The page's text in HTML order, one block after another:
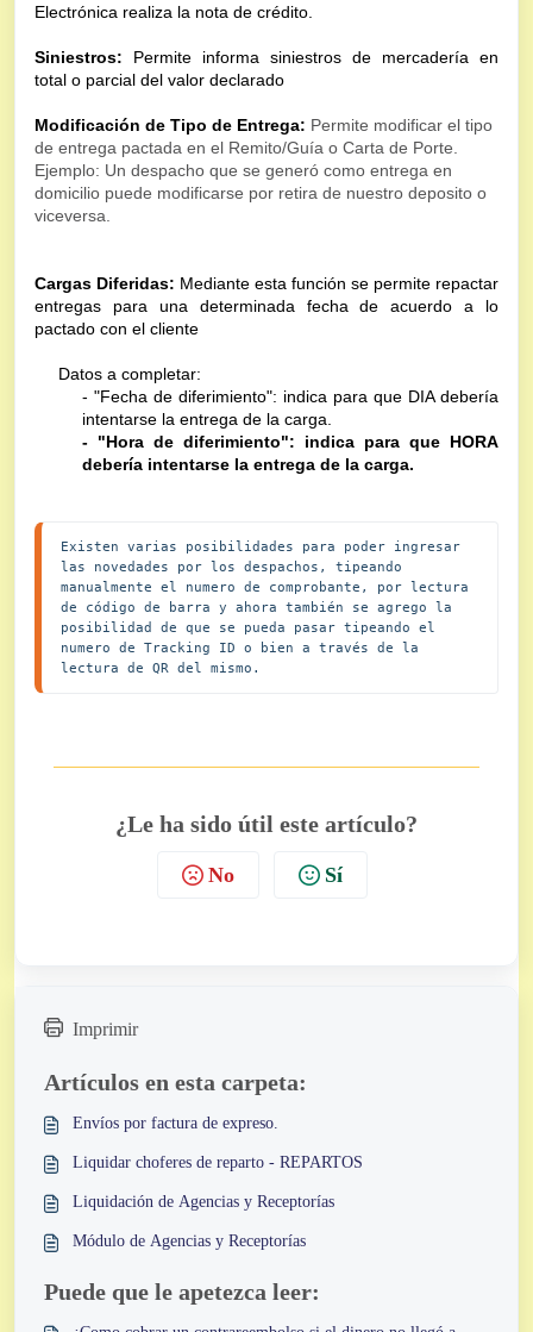
Electrónica realiza la nota de crédito.
Siniestros: Permite informa siniestros de mercadería en
total o parcial del valor declarado
Modificación de Tipo de Entrega: Permite modificar el tipo
de entrega pactada en el Remito/Guía o Carta de Porte.
Ejemplo: Un despacho que se generó como entrega en
domicilio puede modificarse por retira de nuestro deposito o
viceversa.
Cargas Diferidas: Mediante esta función se permite repactar
entregas para una determinada fecha de acuerdo a lo
pactado con el cliente
Datos a completar:
- "Fecha de diferimiento": indica para que DIA debería
intentarse la entrega de la carga.
- "Hora de diferimiento": indica para que HORA
debería intentarse la entrega de la carga.
Existen varias posibilidades para poder ingresar
las novedades por los despachos, tipeando
manualmente el numero de comprobante, por lectura
de código de barra y ahora también se agrego la
posibilidad de que se pueda pasar tipeando el
numero de Tracking ID o bien a través de la
lectura de QR del mismo.
¿Le ha sido útil este artículo?
No Sí
Imprimir
Artículos en esta carpeta:
Envíos por factura de expreso.
Liquidar choferes de reparto - REPARTOS
Liquidación de Agencias y Receptorías
Módulo de Agencias y Receptorías
Puede que le apetezca leer: